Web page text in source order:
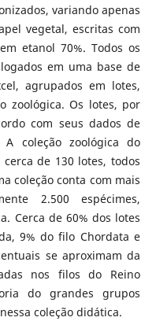
variando apenas
vegetal, escritas com
etanol 70%. Todos os
em uma base de
agrupados em lotes,
zoológica. Os lotes, por
com seus dados de
coleção zoológica do
de 130 lotes, todos
coleção conta com mais
2.500 espécimes,
Cerca de 60% dos lotes
9% do filo Chordata e
se aproximam da
nos filos do Reino
do grandes grupos
coleção didática.